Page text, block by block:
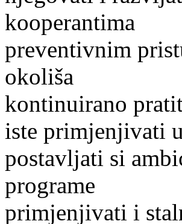
kooperantima
preventivnim
okoliša
kontinuirano
iste primjenjivati
postavljati si
programe
primjenjivati i